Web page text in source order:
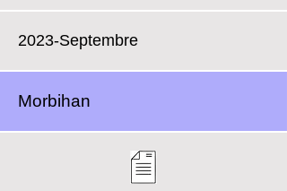
2023-Septembre
Morbihan